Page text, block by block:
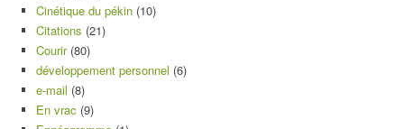
Cinétique du pékin (10)
Citations (21)
Courir(80)
développement personnel (6)
e-mail (8)
En vrac (9)